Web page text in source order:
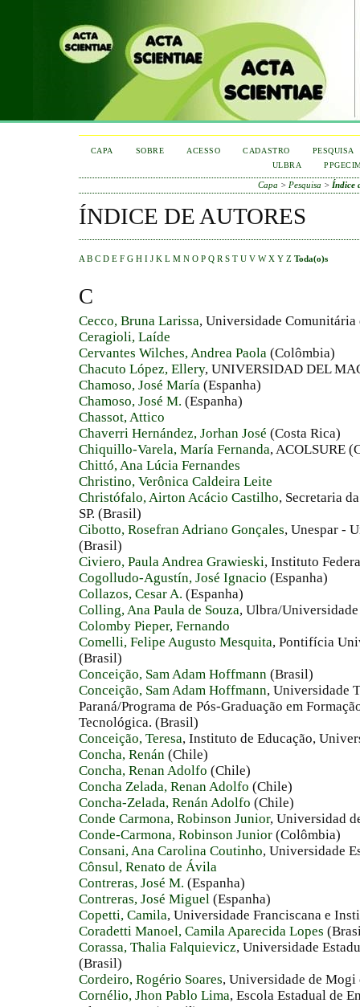
CAPA SOBRE ACESSO CADASTRO
PESQUISA
ULBRA
Capa > Pesquisa > Índice
ÍNDICE DE AUTORES
A B C D E F G H I J K L M N O P Q R S T U V W X Y Z Toda(o)s
C
Cecco, Bruna Larissa, Universidade
Ceragioli, Laíde
Cervantes Wilches, Andrea Paola (Colômbia)
Chacuto López, Ellery, UNIVERSIDAD DEL
Chamoso, José María (Espanha)
Chamoso, José M. (Espanha)
Chassot, Attico
Chaverri Hernández, Jorhan José (Costa Rica)
Chiquillo-Varela, María Fernanda, ACOLSURE
Chittó, Ana Lúcia Fernandes
Christino, Verônica Caldeira Leite
Christófalo, Airton Acácio Castilho, Secretaria
SP. (Brasil)
Cibotto, Rosefran Adriano Gonçales, Unespar -
(Brasil)
Civiero, Paula Andrea Grawieski, Instituto
Cogolludo-Agustín, José Ignacio (Espanha)
Collazos, Cesar A. (Espanha)
Colling, Ana Paula de Souza, Ulbra/
Colomby Pieper, Fernando
Comelli, Felipe Augusto Mesquita, Pontifícia
(Brasil)
Conceição, Sam Adam Hoffmann (Brasil)
Conceição, Sam Adam Hoffmann, Universidade
Paraná/Programa de Pós-Graduação em
Tecnológica. (Brasil)
Conceição, Teresa, Instituto de Educação,
Concha, Renán (Chile)
Concha, Renan Adolfo (Chile)
Concha Zelada, Renan Adolfo (Chile)
Concha-Zelada, Renán Adolfo (Chile)
Conde Carmona, Robinson Junior, Universidad
Conde-Carmona, Robinson Junior (Colômbia)
Consani, Ana Carolina Coutinho, Universidade
Cônsul, Renato de Ávila
Contreras, José M. (Espanha)
Contreras, José Miguel (Espanha)
Copetti, Camila, Universidade Franciscana e
Coradetti Manoel, Camila Aparecida Lopes
Corassa, Thalia Falquievicz, Universidade
(Brasil)
Cordeiro, Rogério Soares, Universidade de
Cornélio, Jhon Pablo Lima, Escola Estadual de